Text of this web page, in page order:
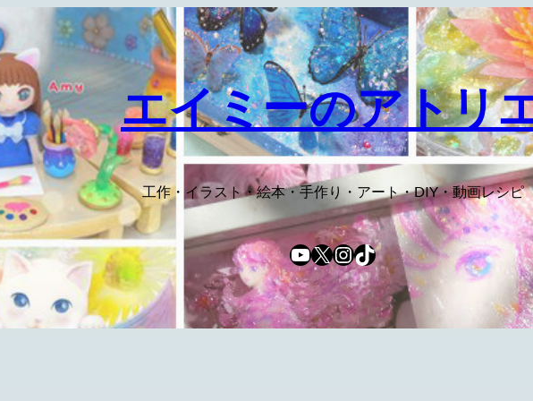
エイミーのアトリ
工作・イラスト・絵本・手作り・アート・DIY・動画レシピ
YouTube
X Instagram
TikTok